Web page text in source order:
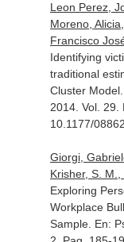
Leon Perez,
Moreno,
Francisco
Identifying
traditional
Cluster Model.
2014. Vol. 29.
10.1177/
Giorgi,
Krisher, S.
Exploring
Workplace
Sample. En: